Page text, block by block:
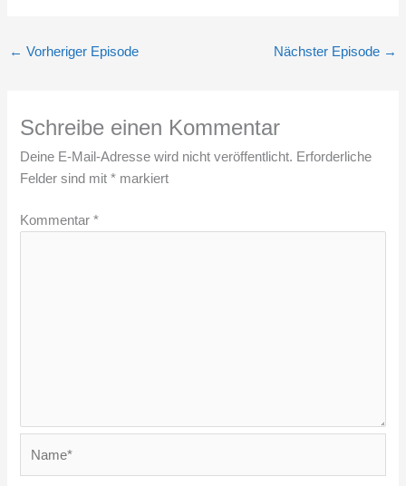
← Vorheriger Episode Nächster Episode →
Schreibe einen Kommentar
Deine E-Mail-Adresse wird nicht veröffentlicht. Erforderliche
Felder sind mit* markiert
Kommentar*